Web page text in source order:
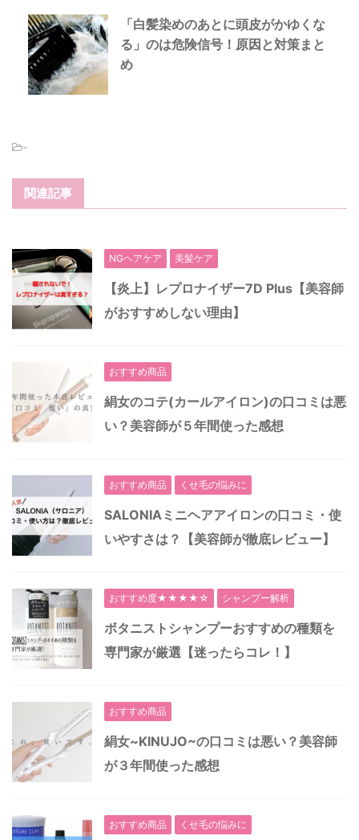
「白髪染めのあとに頭皮がかゆくな
る」のは危険信号！原因と対策まと
め
-
関連記事
NGヘアケア 美髪ケア
【炎上】レプロナイザー7D Plus【美容師
がおすすめしない理由】
おすすめ商品
絹女のコテ(カールアイロン)の口コミは悪
い？美容師が５年間使った感想
おすすめ商品 くせ毛の悩みに
SALONIAミニヘアアイロンの口コミ・使
いやすさは？【美容師が徹底レビュー】
おすすめ度★★★★☆ シャンプー解析
ボタニストシャンプーおすすめの種類を
専門家が厳選【迷ったらコレ！】
おすすめ商品
絹女~KINUJO~の口コミは悪い？美容師
が３年間使った感想
おすすめ商品 くせ毛の悩みに